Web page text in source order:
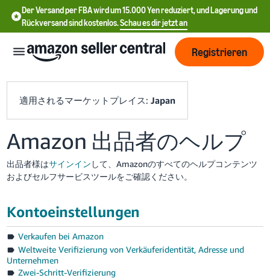
Der Versand per FBA wird um 15.000 Yen reduziert, und Lagerung und
Rückversand sind kostenlos.Schau es dir jetzt an
文
Deutsch
- DE
Español
Registrieren
適用されるマーケットプレイス:Japan
Amazon 出品者のヘルプ
出品者様はサインイン して、Amazonのすべてのヘルプコンテンツ
およびセルフサービスツールをご確認ください。
Kontoeinstellungen
Verkaufen bei Amazon
Weltweite Verifizierung von Verkäuferidentität, Adresse und
Unternehmen
Zwei-Schritt-Verifizierung